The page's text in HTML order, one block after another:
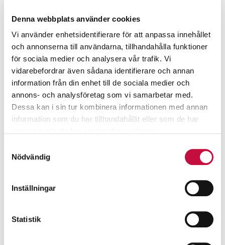
Denna webbplats använder cookies
Vi använder enhetsidentifierare för att anpassa innehållet
och annonserna till användarna, tillhandahålla funktioner
för sociala medier och analysera vår trafik. Vi
vidarebefordrar även sådana identifierare och annan
information från din enhet till de sociala medier och
annons- och analysföretag som vi samarbetar med.
Dessa kan i sin tur kombinera informationen med annan
information som du har tillhandahållit eller som de har
Nödvändig
Inställningar
Statistik